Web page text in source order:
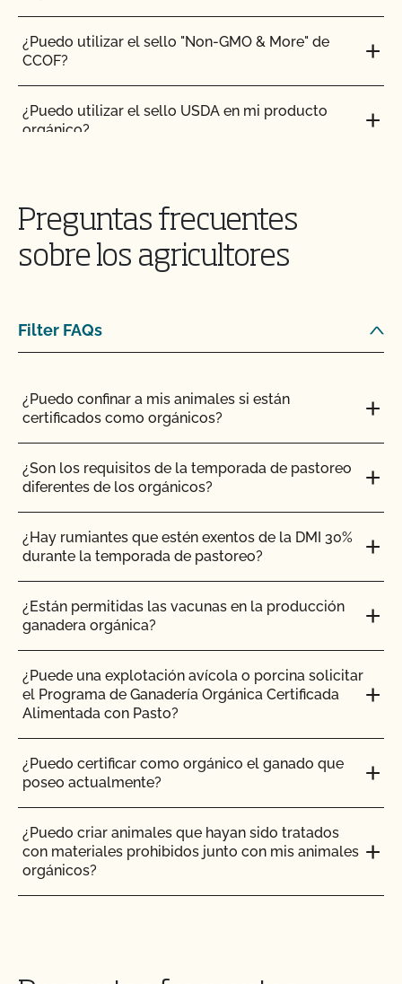
¿Puedo utilizar el sello "Non-GMO & More" de
CCOF?
¿Puedo utilizar el sello USDA en mi producto
orgánico?
¿Puedo consultar mis saldos pendientes con el
CCOF y pagar en línea?
transformación?
sobre cómo mantener su Plan de Sistema
Orgánico en nuestros sistemas!
¿Tengo que comunicar todos mis insumos al
CCOF?
¿Ofrece el CCOF un programa de certificación
acelerada?
¿La certificación orgánica de CCOF garantiza el
acceso al mercado internacional?
¿Realiza el CCOF pruebas de residuos de
plaguicidas y OMG?
¿No OMG significa sin OMG?
Preguntas frecuentes
sobre los agricultores
Filter FAQs
¿Puedo confinar a mis animales si están
certificados como orgánicos?
¿Son los requisitos de la temporada de pastoreo
diferentes de los orgánicos?
¿Hay rumiantes que estén exentos de la DMI 30%
durante la temporada de pastoreo?
¿Están permitidas las vacunas en la producción
ganadera orgánica?
¿Puede una explotación avícola o porcina solicitar
el Programa de Ganadería Orgánica Certificada
Alimentada con Pasto?
¿Puedo certificar como orgánico el ganado que
poseo actualmente?
¿Puedo criar animales que hayan sido tratados
con materiales prohibidos junto con mis animales
orgánicos?